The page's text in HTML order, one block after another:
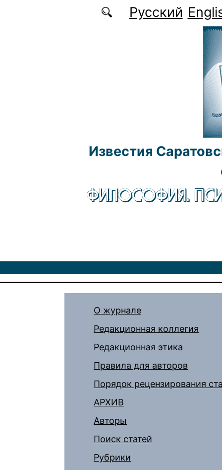
Перейти к основному содержаниюРусский
Известия
ФИЛОСОФИЯ.
О журнале
Редакционная коллегия
Редакционная этика
Правила для авторов
Порядок рецензирования
АРХИВ
Авторы
Поиск статей
Рубрики